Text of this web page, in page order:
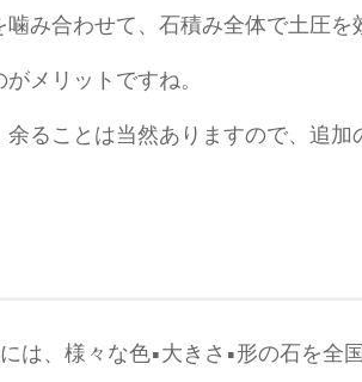
み合わせて、石積み全体で土圧を
メリットですね。
ることは当然ありますので、追加
は、様々な色•大きさ•形の石を全